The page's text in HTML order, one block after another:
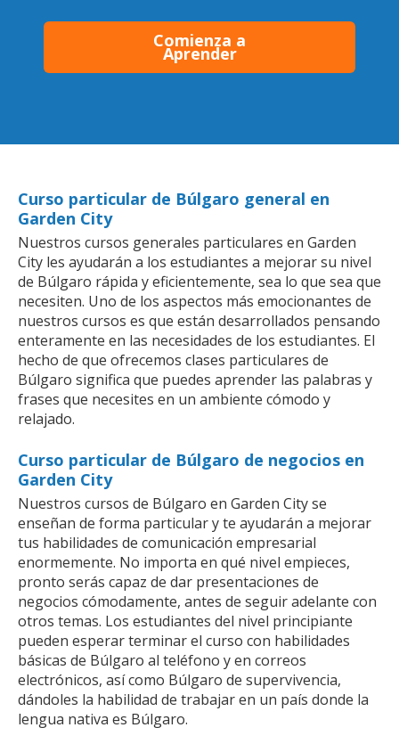
Comienza a
Aprender
Curso particular de Búlgaro general en
Garden City
Nuestros cursos generales particulares en Garden
City les ayudarán a los estudiantes a mejorar su nivel
de Búlgaro rápida y eficientemente, sea lo que sea que
necesiten. Uno de los aspectos más emocionantes de
nuestros cursos es que están desarrollados pensando
enteramente en las necesidades de los estudiantes. El
hecho de que ofrecemos clases particulares de
Búlgaro significa que puedes aprender las palabras y
frases que necesites en un ambiente cómodo y
relajado.
Curso particular de Búlgaro de negocios en
Garden City
Nuestros cursos de Búlgaro en Garden City se
enseñan de forma particular y te ayudarán a mejorar
tus habilidades de comunicación empresarial
enormemente. No importa en qué nivel empieces,
pronto serás capaz de dar presentaciones de
negocios cómodamente, antes de seguir adelante con
otros temas. Los estudiantes del nivel principiante
pueden esperar terminar el curso con habilidades
básicas de Búlgaro al teléfono y en correos
electrónicos, así como Búlgaro de supervivencia,
dándoles la habilidad de trabajar en un país donde la
lengua nativa es Búlgaro.